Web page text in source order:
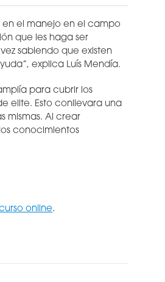
en el manejo en el campo
que les haga ser
sabiendo que existen
explica Luís Mendía.
para cubrir los
elite. Esto conllevara una
mismas. Al crear
conocimientos
online.